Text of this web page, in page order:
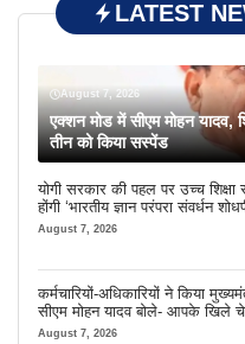
LATEST
August 7, 2026
एक्शन मोड में सीएम मोहन
तीन को किया सस्पेंड
योगी सरकार की पहल पर उच्च शिक्षा
होंगी ‘भारतीय ज्ञान परंपरा संवर्धन
August 7, 2026
कर्मचारियों-अधिकारियों ने किया
सीएम मोहन यादव बोले- आपके
आता है
August 7, 2026